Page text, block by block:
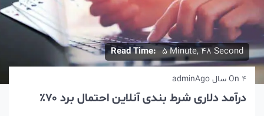
Read Time: 5 Minute, 48 Second
On 4 سال Ago admin
درآمد دلاری شرط بندی آنلاین احتمال برد ۷۰٪